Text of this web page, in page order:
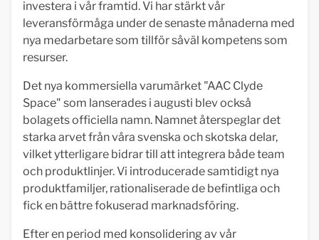
investera i vår framtid. Vi har stärkt vår
leveransförmåga under de senaste månaderna med
nya medarbetare som tillför såväl kompetens som
resurser.
Det nya kommersiella varumärket "AAC Clyde
Space" som lanserades i augusti blev också
bolagets officiella namn. Namnet återspeglar det
starka arvet från våra svenska och skotska delar,
vilket ytterligare bidrar till att integrera både team
och produktlinjer. Vi introducerade samtidigt nya
produktfamiljer, rationaliserade de befintliga och
fick en bättre fokuserad marknadsföring.
Efter en period med konsolidering av vår